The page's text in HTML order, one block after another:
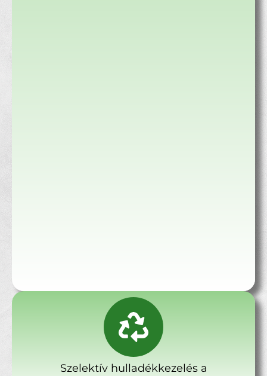
Szelektív hulladékkezelés a